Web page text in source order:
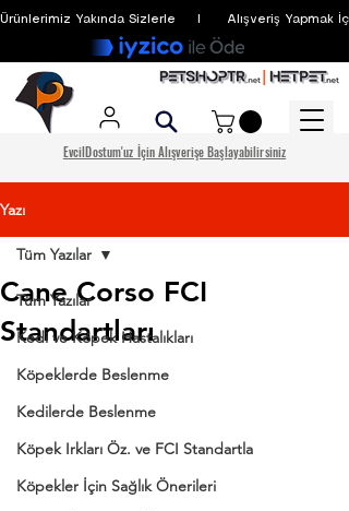
Ürünlerimiz Yakında Sizlerle     I      Alışveriş
EvcilDostum'uz İçin Alışverişe Başlayabilirsiniz
Yazı
Tüm Yazılar
Kedi ve Köpek Hastalıkları
Köpeklerde Beslenme
Kedilerde Beslenme
Köpek Irkları Öz. ve FCI Standartla
Köpekler İçin Sağlık Önerileri
Tüm Yazılar
Cane Corso FCI
Standartları